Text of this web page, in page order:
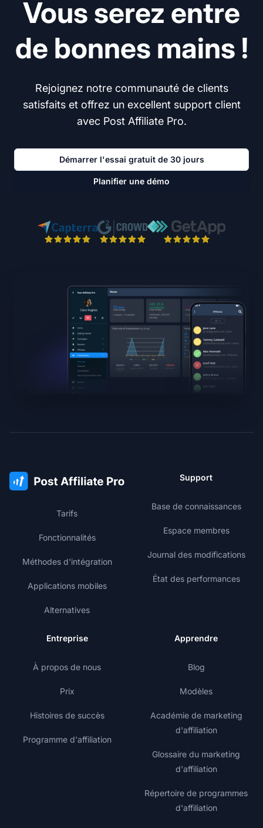
Vous serez entre
de bonnes mains !
Rejoignez notre communauté de clients
satisfaits et offrez un excellent support client
avec Post Affiliate Pro.
Démarrer l'essai gratuit de 30 jours
Planifier une démo
Tarifs
Fonctionnalités
Méthodes d'intégration
Applications mobiles
Alternatives
Support
Base de connaissances
Espace membres
Journal des modifications
État des performances
Entreprise
À propos de nous
Prix
Histoires de succès
Programme d'affiliation
Apprendre
Blog
Modèles
Académie de marketing
d'affiliation
Glossaire du marketing
d'affiliation
Répertoire de programmes
d'affiliation